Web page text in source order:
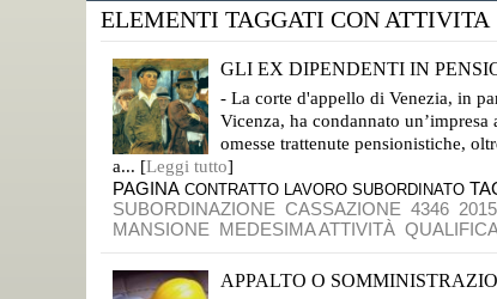
ELEMENTI TAGGATI CON ATTIVITA
GLI EX DIPENDENTI IN
- La corte d'appello di Venezia, in
Vicenza, ha condannato
omesse trattenute pensionistiche,
a... [Leggi tutto]
PAGINA CONTRATTO LAVORO SUBORDINATO
SUBORDINAZIONE CASSAZIONE 4346 2015
MANSIONE MEDESIMA ATTIVITÀ
APPALTO O